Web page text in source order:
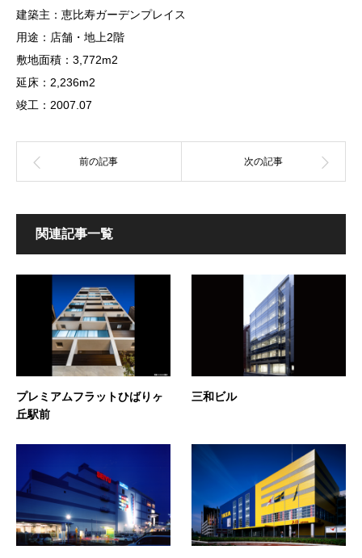
建築主：恵比寿ガーデンプレイス
用途：店舗・地上2階
敷地面積：3,772m2
延床：2,236m2
竣工：2007.07
関連記事一覧
プレミアムフラットひばりヶ
丘駅前
三和ビル